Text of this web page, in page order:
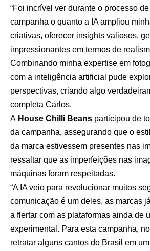
“Foi incrível ver durante o processo
campanha o quanto a IA ampliou
criativas, oferecer insights valiosos,
impressionantes em termos de
Combinando minha expertise em
com a inteligência artificial pude
perspectivas, criando algo
completa Carlos.
A House Chilli Beans participou de
da campanha, assegurando que o
da marca estivessem presentes nas
ressaltar que as imperfeições nas
máquinas foram respeitadas.
“A IA veio para revolucionar muitos
comunicação é um deles, as marcas
a flertar com as plataformas ainda de
experimental. Para esta campanha,
retratar alguns cantos do Brasil em